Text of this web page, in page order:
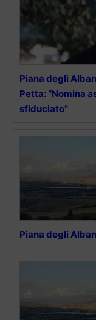
Piana degli
Petta: “Nomina
sfiduciato”
Piana degli